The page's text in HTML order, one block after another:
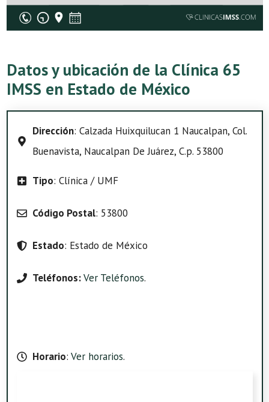
Datos y ubicación de la Clínica 65
IMSS en Estado de México
Dirección: Calzada Huixquilucan 1 Naucalpan, Col.
Buenavista, Naucalpan De Juárez, C.p. 53800
Tipo: Clínica / UMF
Código Postal: 53800
Estado: Estado de México
Teléfonos:Ver Teléfonos.
Horario: Ver horarios.